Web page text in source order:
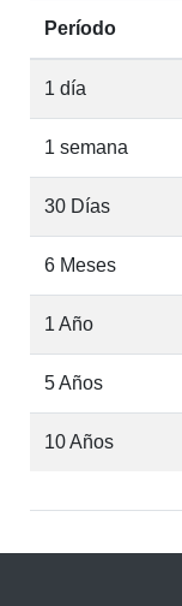
Período
1 día
1 semana
30 Días
6 Meses
1 Año
5 Años
10 Años